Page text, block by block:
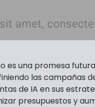
es una promesa
las campañas
de IA en sus
presupuestos y